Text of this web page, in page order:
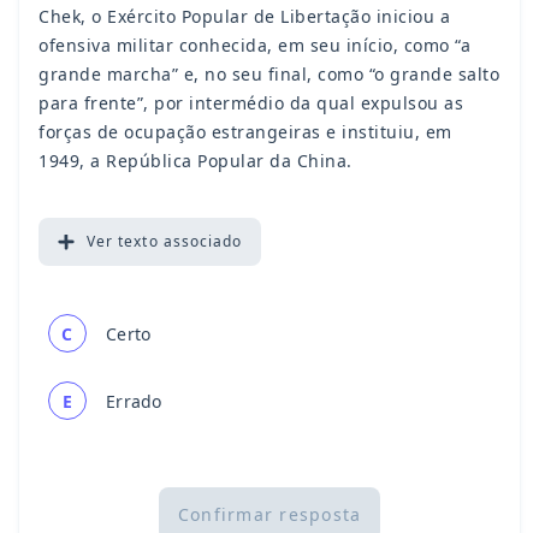
Chek, o Exército Popular de Libertação iniciou a
ofensiva militar conhecida, em seu início, como “a
grande marcha” e, no seu final, como “o grande salto
para frente”, por intermédio da qual expulsou as
forças de ocupação estrangeiras e instituiu, em
1949, a República Popular da China.
Ver texto associado
C Certo
E Errado
Confirmar resposta